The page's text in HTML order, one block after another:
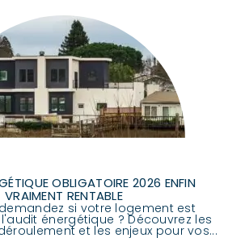
OBLIGATOIRE 2026 ENFIN
VRAIMENT RENTABLE
si votre logement est
énergétique ? Découvrez les
et les enjeux pour vos...